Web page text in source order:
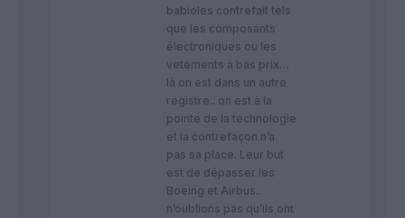
babioles contrefait tels
que les composants
électroniques ou les
vetements à bas prix…
là on est dans un autre
registre.. on est à la
pointe de la technologie
et la contrefaçon n’a
pas sa place. Leur but
est de dépasser les
Boeing et Airbus..
n’oublions pas qu’ils ont